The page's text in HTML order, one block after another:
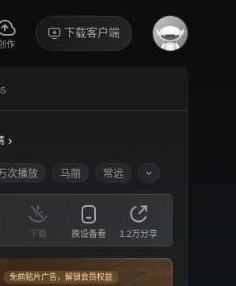
作
下载客户端
›
次播放 马丽 常远
下载 换设备看 1.2万分享
免前贴片广告，解锁会员权益